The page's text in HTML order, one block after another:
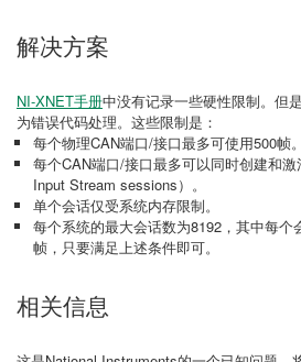
解决方案
NI-XNET手册中没有记录一些硬性限制。但
为错误代码处理。这些限制是：
每个物理CAN端口/接口最多可使用500帧。
每个CAN端口/接口最多可以同时创建和
Input Stream sessions）。
单个会话仅受系统内存限制。
每个系统的最大会话数为8192，其中每个
帧，只要满足上述条件即可。
相关信息